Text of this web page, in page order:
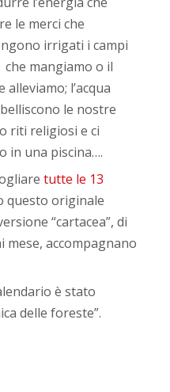
le merci che
irrigati i campi
mangiamo o il
l’acqua
le nostre
riti religiosi e ci
in una piscina….
tutte le 13
questo originale
“cartacea”, di
mese, accompagnano
è stato
delle foreste”.